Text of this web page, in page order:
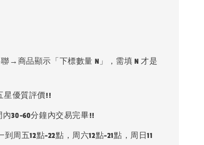
→商品顯示「下標數量 N」，需填 N 才是
星優質評價!!
30-60分鐘內交易完畢!!
周五12點-22點，周六12點-21點，周日11